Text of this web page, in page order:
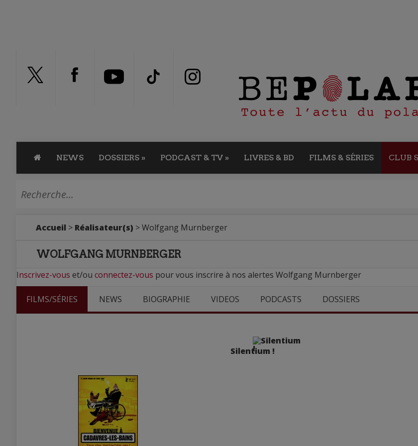
NEWS DOSSIERS » PODCAST & TV » LIVRES & BD FILMS & SÉRIES CLUB
Accueil > Réalisateur(s) > Wolfgang Murnberger
WOLFGANG MURNBERGER
Inscrivez-vous et/ou connectez-vous pour vous inscrire à nos alertes Wolfgang Murnberger
FILMS/SÉRIES NEWS BIOGRAPHIE VIDEOS PODCASTS DOSSIERS
Silentium !